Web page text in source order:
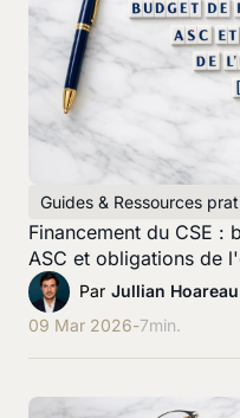
Guides & Ressources
Financement du CSE :
ASC et obligations de
Par Jullian Hoareau
09 Mar 2026-7min.